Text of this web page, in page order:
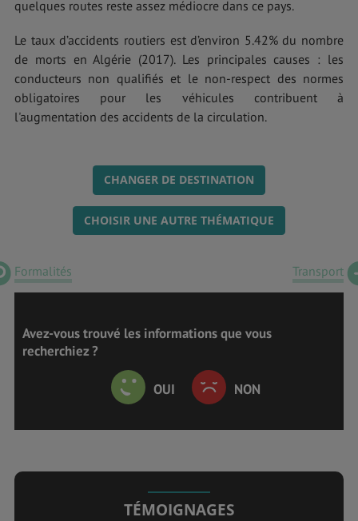
quelques routes reste assez médiocre dans ce pays.
Le taux d’accidents routiers est d’environ 5.42% du nombre
de morts en Algérie (2017). Les principales causes : les
conducteurs non qualifiés et le non-respect des normes
obligatoires pour les véhicules contribuent à
l'augmentation des accidents de la circulation.
CHANGER DE DESTINATION
CHOISIR UNE AUTRE THÉMATIQUE
Formalités Transport
Avez-vous trouvé les informations que vous
recherchiez ?
OUI NON
TÉMOIGNAGES